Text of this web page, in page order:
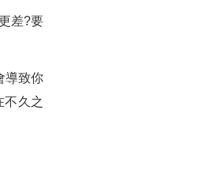
差?要
導致你
不久之